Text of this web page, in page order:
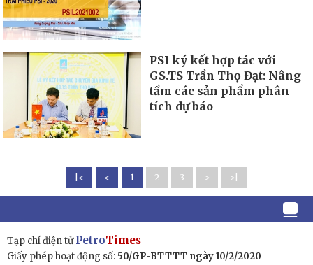
PSI ký kết hợp tác với
GS.TS Trần Thọ Đạt: Nâng
tầm các sản phẩm phân
tích dự báo
|< < 1 2 3 > >|
Tạp chí điện tửPetroTimes
Giấy phép hoạt động số: 50/GP-BTTTT ngày 10/2/2020